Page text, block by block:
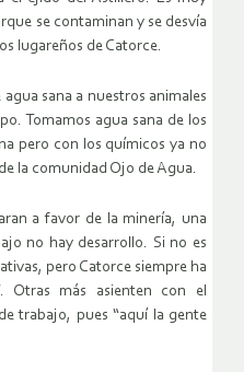
se contaminan y se desvía
lugareños de Catorce.
sana a nuestros animales
Tomamos agua sana de los
pero con los químicos ya no
la comunidad Ojo de Agua.
a favor de la minería, una
no hay desarrollo. Si no es
pero Catorce siempre ha
Otras más asienten con el
trabajo, pues “aquí la gente